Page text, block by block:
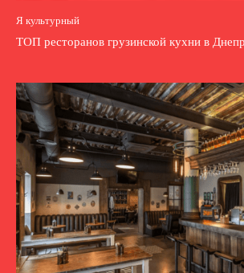
Я культурный
ТОП ресторанов грузинской кухни в